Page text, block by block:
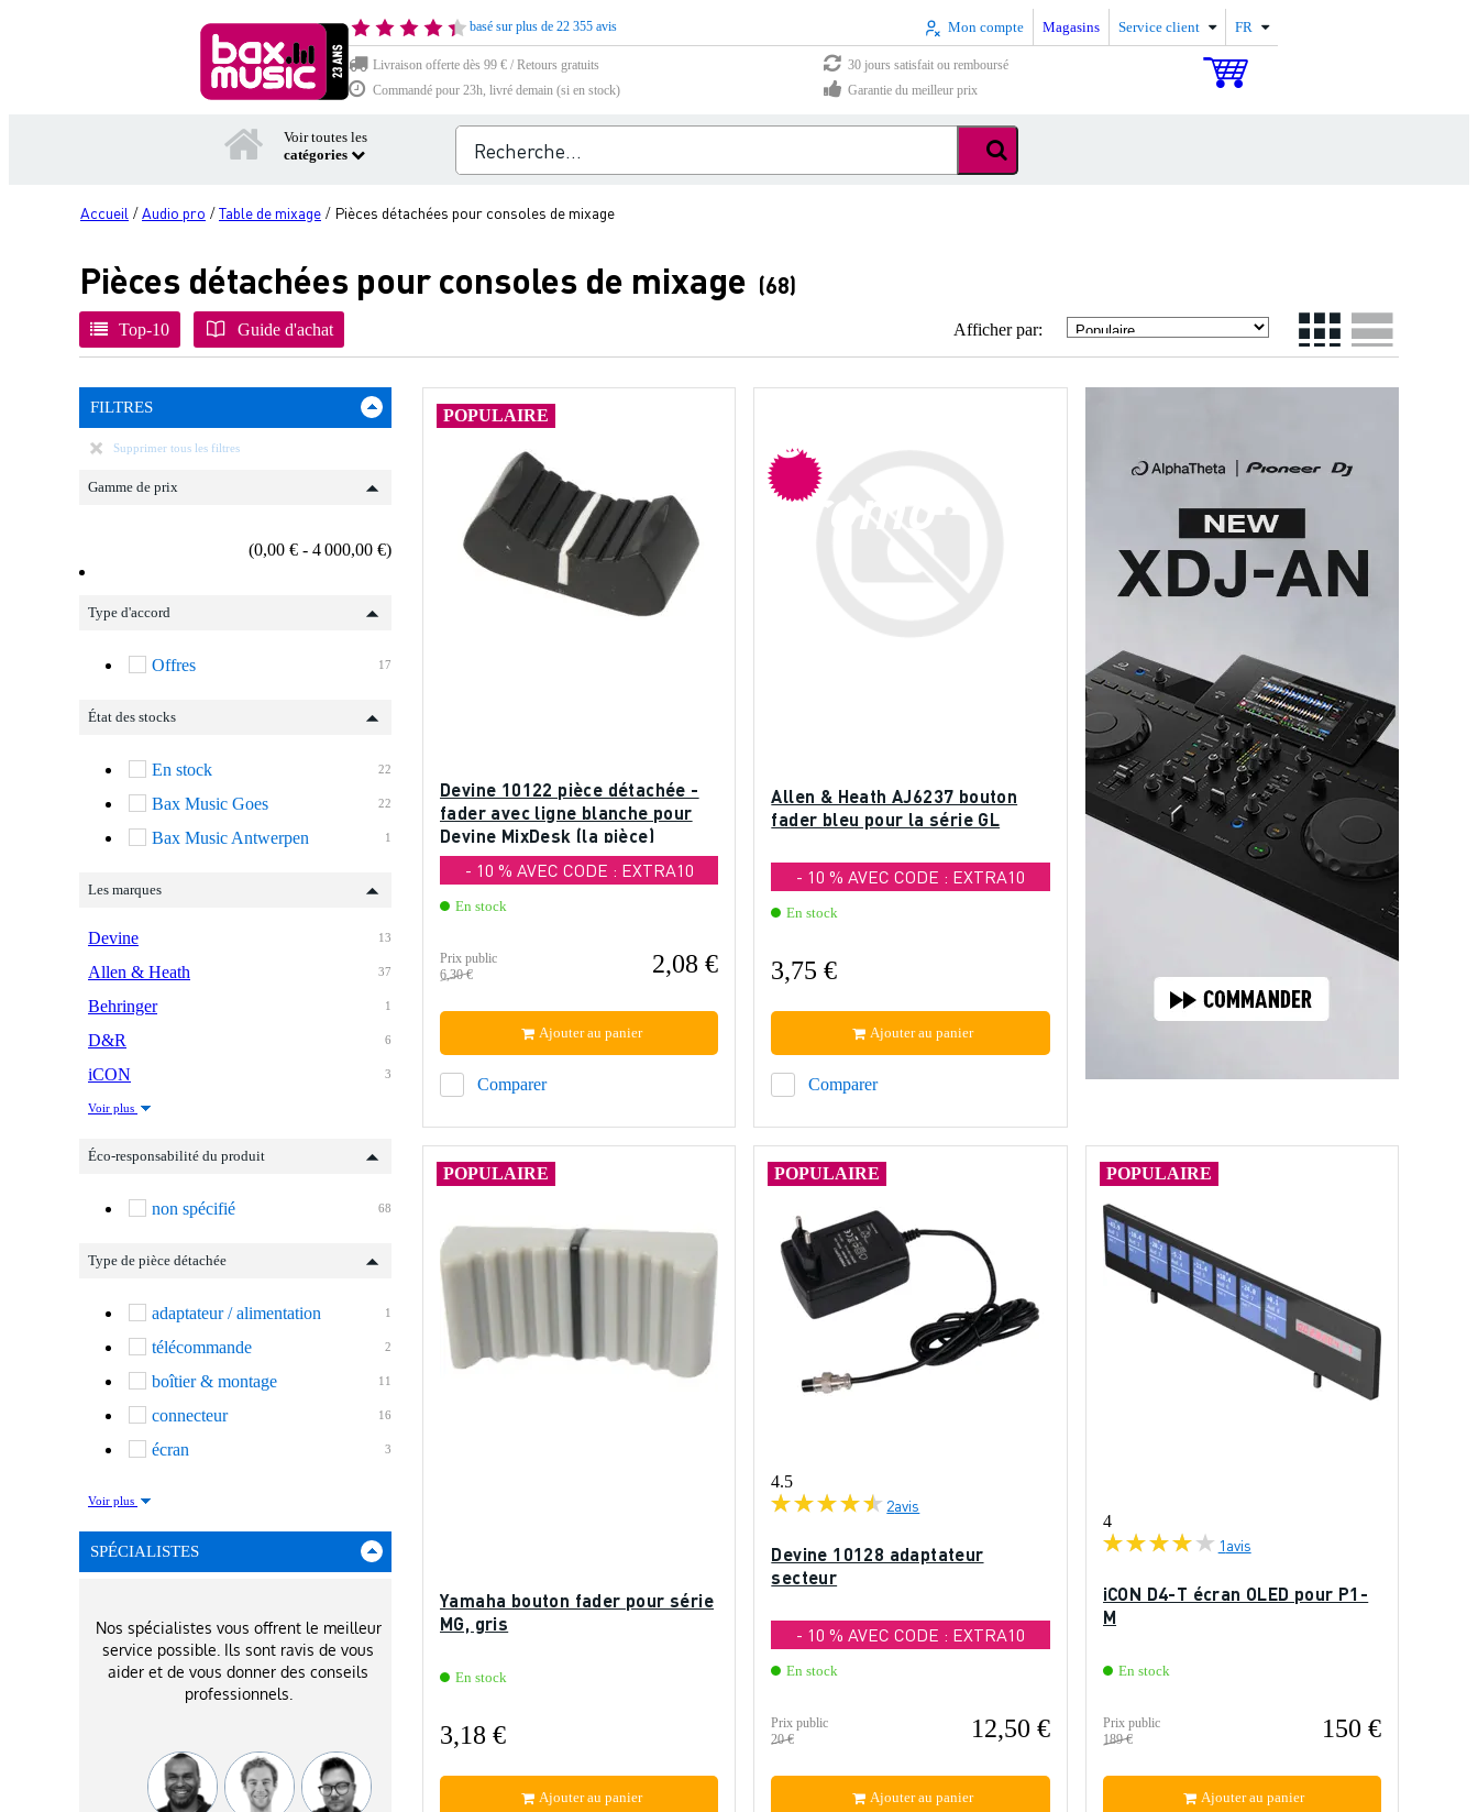
basé sur plus de 22 355 avis Mon compte Magasins Service client FR
Livraison offerte dès 99 € / Retours gratuits
30 jours satisfait ou remboursé
Commandé pour 23h, livré demain (si en stock)
Garantie du meilleur prix
Voir toutes les
catégories
Accueil /Audio pro /Table de mixage / Pièces détachées pour consoles de mixage
Pièces détachées pour consoles de mixage (68)
Top-10 Guide d'achat Afficher par:
FILTRES
Supprimer tous les filtres
Gamme de prix
(0,00 € - 4 000,00 €)
Type d'accord
17
Offres
État des stocks
22
En stock
22
Bax Music Goes
1
Bax Music Antwerpen
Les marques
13
Devine
37
Allen & Heath
1
Behringer
6
D&R
3
iCON
Voir plus
Éco-responsabilité du produit
68
non spécifié
Type de pièce détachée
1
adaptateur / alimentation
2
télécommande
11
boîtier & montage
16
connecteur
3
écran
Voir plus
SPÉCIALISTES
Nos spécialistes vous offrent le meilleur
service possible. Ils sont ravis de vous
aider et de vous donner des conseils
professionnels.
POPULAIRE
Devine 10122 pièce détachée -
fader avec ligne blanche pour
Devine MixDesk (la pièce)
- 10 % AVEC CODE : EXTRA10
En stock
Prix public
6,30 €
2,08 €
Comparer
Ajouter au panier
en
promo
Allen & Heath AJ6237 bouton
fader bleu pour la série GL
- 10 % AVEC CODE : EXTRA10
En stock
3,75 €
Comparer
Ajouter au panier
POPULAIRE
Yamaha bouton fader pour série
MG, gris
En stock
3,18 €
Ajouter au panier
POPULAIRE
4.5
2avis
Devine 10128 adaptateur
secteur
- 10 % AVEC CODE : EXTRA10
En stock
Prix public
20 €
12,50 €
Ajouter au panier
POPULAIRE
4
1avis
iCON D4-T écran OLED pour P1-
M
En stock
Prix public
189 €
150 €
Ajouter au panier